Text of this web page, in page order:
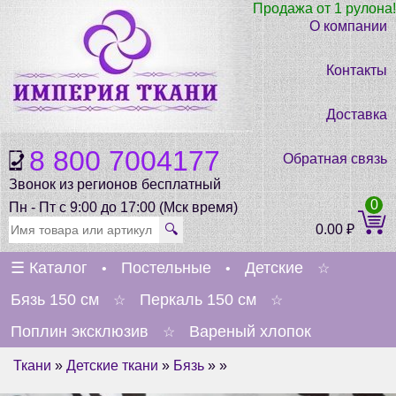
8 800 7004177
Звонок из регионов бесплатный
Пн - Пт с 9:00 до 17:00 (Мск время)
Продажа от 1 рулона!
О компании
Контакты
Доставка
Обратная связь
🔍 0.00₽
0
☰ Каталог • Постельные • Детские ☆
Бязь 150 см ☆ Перкаль 150 см ☆
Поплин эксклюзив ☆ Вареный хлопок
Ткани » Детские ткани » Бязь » »